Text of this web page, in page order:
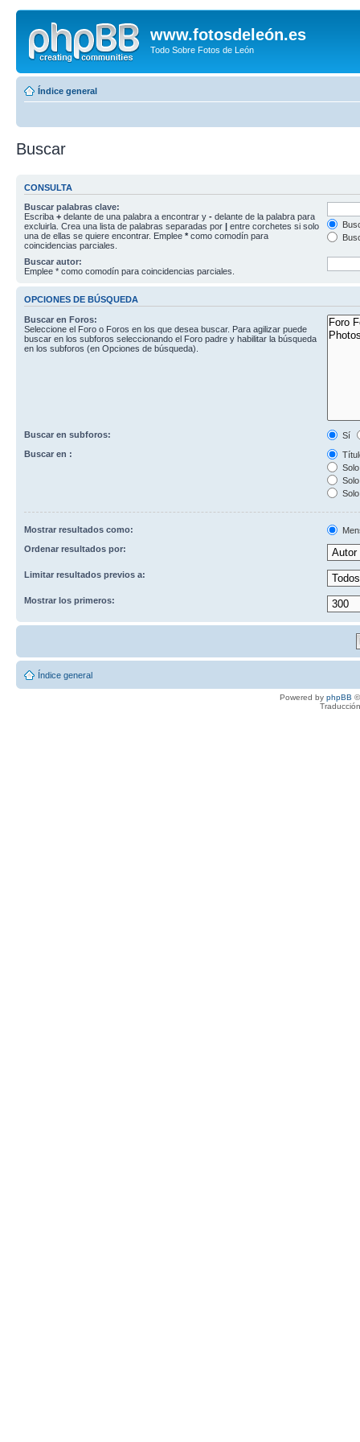
www.fotosdeleón.es
Todo Sobre Fotos de León
Índice general
Buscar
CONSULTA
Buscar palabras clave:
Escriba + delante de una palabra a encontrar y - delante de la palabra para
excluirla. Crea una lista de palabras separadas por | entre corchetes si solo
una de ellas se quiere encontrar. Emplee * como comodín para
coincidencias parciales.
Buscar autor:
Emplee * como comodín para coincidencias parciales.
OPCIONES DE BÚSQUEDA
Buscar en Foros:
Seleccione el Foro o Foros en los que desea buscar. Para agilizar puede
buscar en los subforos seleccionando el Foro padre y habilitar la búsqueda
en los subforos (en Opciones de búsqueda).
Buscar en subforos:
Sí
Buscar en :
Mostrar resultados como:
Ordenar resultados por:
Limitar resultados previos a:
Mostrar los primeros:
Índice general
Powered by phpBB